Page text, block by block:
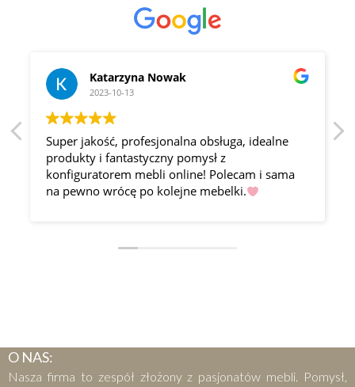
Katarzyna Nowak
2023-10-13
Super jakość, profesjonalna obsługa, idealne
produkty i fantastyczny pomysł z
konfiguratorem mebli online! Polecam i sama
na pewno wrócę po kolejne mebelki.
O NAS:
Nasza firma to zespół złożony z pasjonatów mebli. Pomysł,